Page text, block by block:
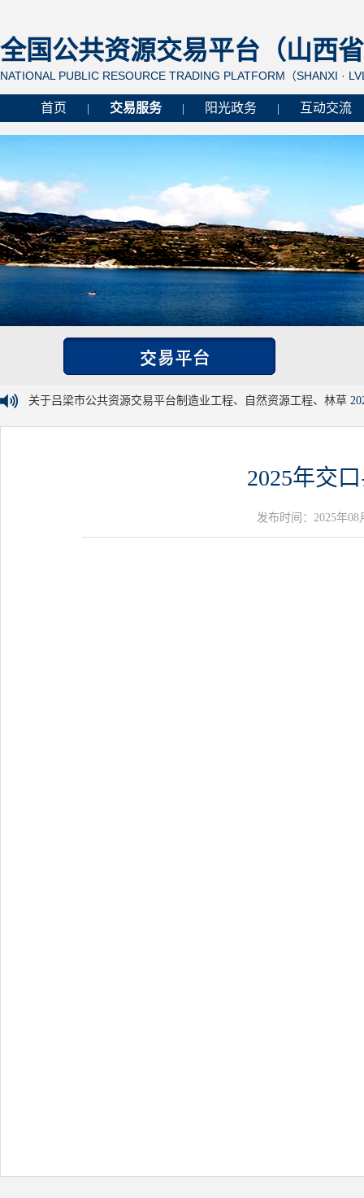
全国公共资源交易平台（山西
NATIONAL PUBLIC RESOURCE TRADING PLATFORM（SHANXI ·
首页 交易服务 阳光政务 互动交流
关于吕梁市公共资源交易平台制造业工程、自然资源工程、林草
2025年交
发布时间：2025年08